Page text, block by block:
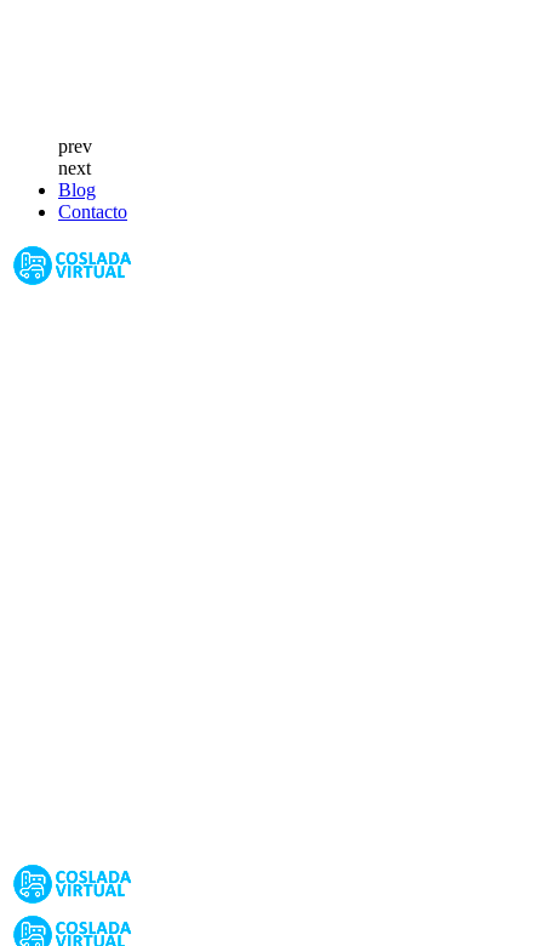
prev
next
Blog
Contacto